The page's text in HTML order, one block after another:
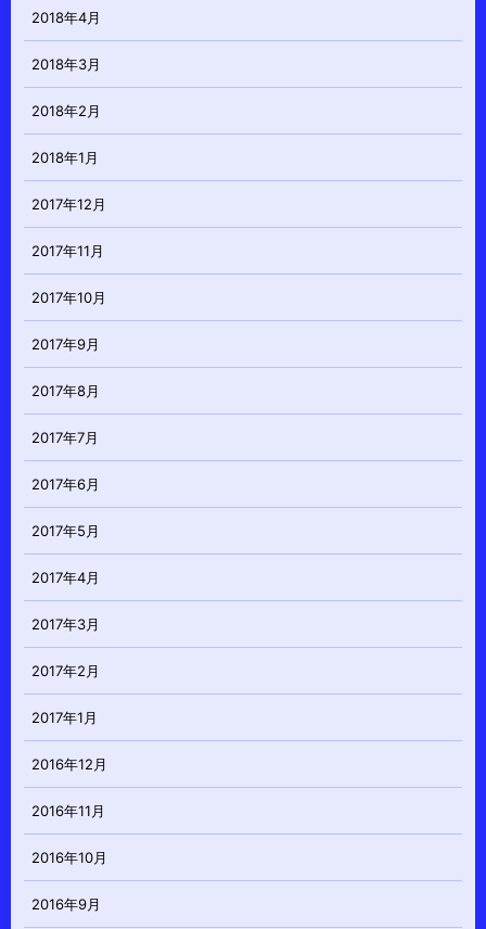
2018年4月
2018年3月
2018年2月
2018年1月
2017年12月
2017年11月
2017年10月
2017年9月
2017年8月
2017年7月
2017年6月
2017年5月
2017年4月
2017年3月
2017年2月
2017年1月
2016年12月
2016年11月
2016年10月
2016年9月